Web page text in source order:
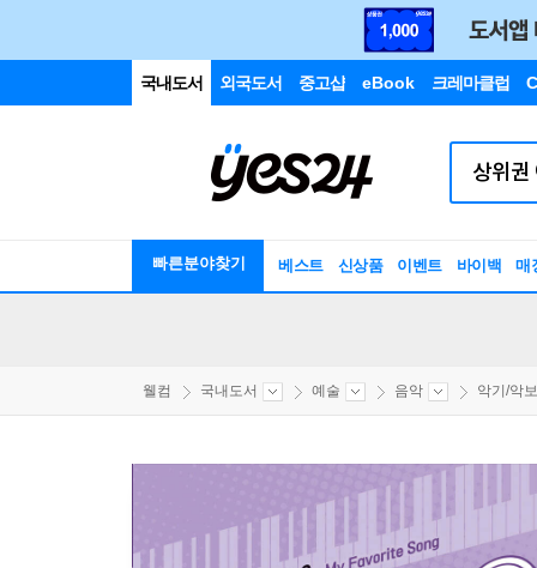
국내도서 외국도서 중고샵 eBook 크레마클럽
빠른분야찾기 베스트 신상품 이벤트 바이백 매
웰컴 국내도서 예술 음악 악기/악